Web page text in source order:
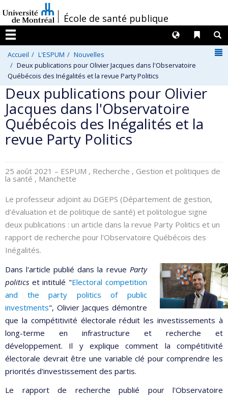
au
contenu
/École de santé publique
Menu
Liens
Langues
Accueil L'ESPUM
Nouvelles
Deux publications pour Olivier Jacques dans l'Observatoire
Québécois des Inégalités et la revue Party Politics
Deux publications pour Olivier
Jacques dans l'Observatoire
Québécois des Inégalités et la
revue Party Politics
25 août 2021 – ESPUM , Recherche , Gestion et politiques de
la santé , Manchette
Le professeur adjoint au DGEPS (Département de gestion,
d'évaluation et de politique de santé) et politologue signe
deux publications : un article dans la revue Party Politics et un
rapport de recherche pour l'Observatoire Québécois des
Inégalités.
Dans l'article publié dans la revue Party
politics et intitulé "Electoral competition
and the party politics of public
investments", Olivier Jacques démontre
que la compétitivité électorale réduit les investissements à
long-terme en infrastructure et recherche et
développement. Il y explique comment la compétitivité
électorale devrait être une variable clé pour comprendre les
priorités d'investissement des partis.
Le rapport de recherche publié pour l'Observatoire